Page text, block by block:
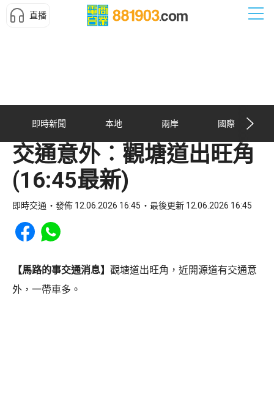
直播
即時新聞 本地 兩岸 國際
交通意外︰觀塘道出旺角
(16:45最新)
即時交通 發佈 12.06.2026 16:45 最後更新 12.06.2026 16:45
Share to Facebook
Share to WhatsApp
【馬路的事交通消息】 觀塘道出旺角，近開源道有交通意
外，一帶車多。